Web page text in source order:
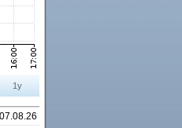
1y
07.08.26